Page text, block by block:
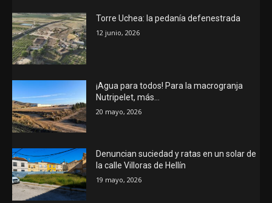
Torre Uchea: la pedanía defenestrada
12 junio, 2026
¡Agua para todos! Para la macrogranja
Nutripelet, más…
20 mayo, 2026
Denuncian suciedad y ratas en un solar de
la calle Villoras de Hellín
19 mayo, 2026